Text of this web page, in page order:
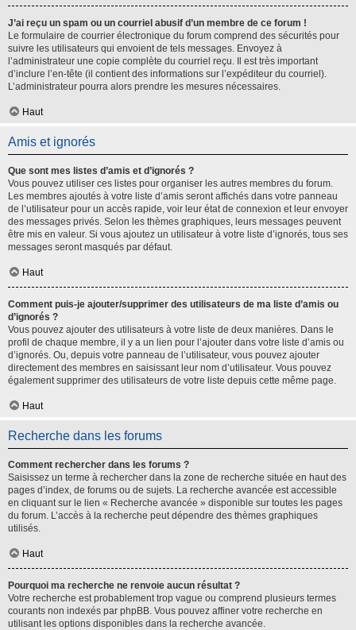
J’ai reçu un spam ou un courriel abusif d’un membre de ce forum !
Le formulaire de courrier électronique du forum comprend des sécurités pour
suivre les utilisateurs qui envoient de tels messages. Envoyez à
l’administrateur une copie complète du courriel reçu. Il est très important
d’inclure l’en-tête (il contient des informations sur l’expéditeur du courriel).
L’administrateur pourra alors prendre les mesures nécessaires.
Haut
Amis et ignorés
Que sont mes listes d’amis et d’ignorés ?
Vous pouvez utiliser ces listes pour organiser les autres membres du forum.
Les membres ajoutés à votre liste d’amis seront affichés dans votre panneau
de l’utilisateur pour un accès rapide, voir leur état de connexion et leur envoyer
des messages privés. Selon les thèmes graphiques, leurs messages peuvent
être mis en valeur. Si vous ajoutez un utilisateur à votre liste d’ignorés, tous ses
messages seront masqués par défaut.
Haut
Comment puis-je ajouter/supprimer des utilisateurs de ma liste d’amis ou
d’ignorés ?
Vous pouvez ajouter des utilisateurs à votre liste de deux manières. Dans le
profil de chaque membre, il y a un lien pour l’ajouter dans votre liste d’amis ou
d’ignorés. Ou, depuis votre panneau de l’utilisateur, vous pouvez ajouter
directement des membres en saisissant leur nom d’utilisateur. Vous pouvez
également supprimer des utilisateurs de votre liste depuis cette même page.
Haut
Recherche dans les forums
Comment rechercher dans les forums ?
Saisissez un terme à rechercher dans la zone de recherche située en haut des
pages d’index, de forums ou de sujets. La recherche avancée est accessible
en cliquant sur le lien « Recherche avancée » disponible sur toutes les pages
du forum. L’accès à la recherche peut dépendre des thèmes graphiques
utilisés.
Haut
Pourquoi ma recherche ne renvoie aucun résultat ?
Votre recherche est probablement trop vague ou comprend plusieurs termes
courants non indexés par phpBB. Vous pouvez affiner votre recherche en
utilisant les options disponibles dans la recherche avancée.